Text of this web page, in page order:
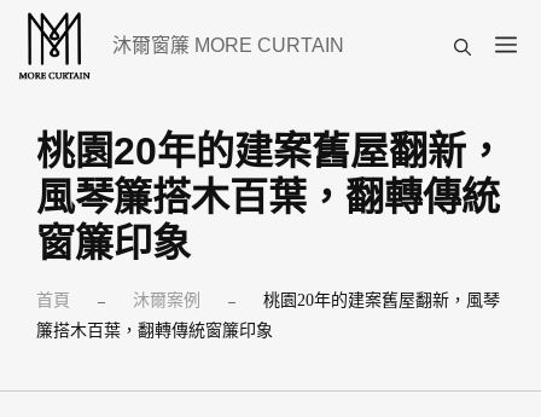
沐爾窗簾 MORE CURTAIN
選
桃園20年的建案舊屋翻新，
風琴簾搭木百葉，翻轉傳統
窗簾印象
首頁 – 沐爾案例 –
桃園20年的建案舊屋翻新，風琴
簾搭木百葉，翻轉傳統窗簾印象